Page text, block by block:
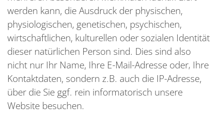
werden kann, die Ausdruck der physischen,
physiologischen, genetischen, psychischen,
wirtschaftlichen, kulturellen oder sozialen Identität
dieser natürlichen Person sind. Dies sind also
nicht nur Ihr Name, Ihre E-Mail-Adresse oder‚ Ihre
Kontaktdaten, sondern z.B. auch die IP-Adresse,
über die Sie ggf. rein informatorisch unsere
Website besuchen.